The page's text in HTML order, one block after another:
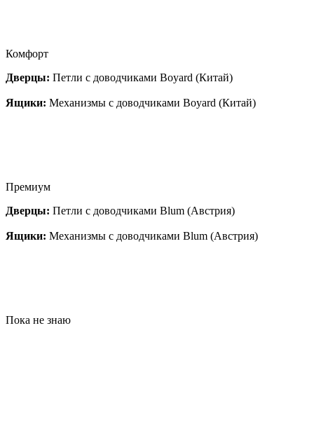
Комфорт
Дверцы: Петли с доводчиками Boyard (Китай)
Ящики: Механизмы с доводчиками Boyard (Китай)
Премиум
Дверцы: Петли с доводчиками Blum (Австрия)
Ящики: Механизмы с доводчиками Blum (Австрия)
Пока не знаю